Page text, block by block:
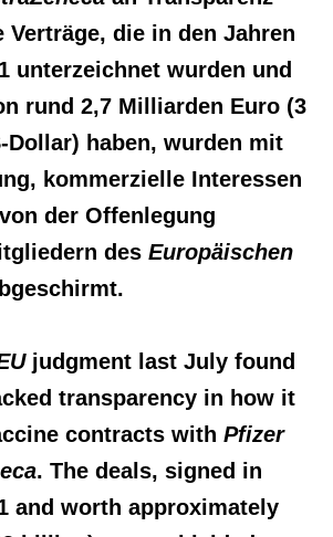
Verträge, die in den Jahren
unterzeichnet wurden und
rund 2,7 Milliarden Euro (3
Dollar) haben, wurden mit
kommerzielle Interessen
der Offenlegung
des Europäischen
judgment last July found
transparency in how it
contracts with Pfizer
. The deals, signed in
and worth approximately